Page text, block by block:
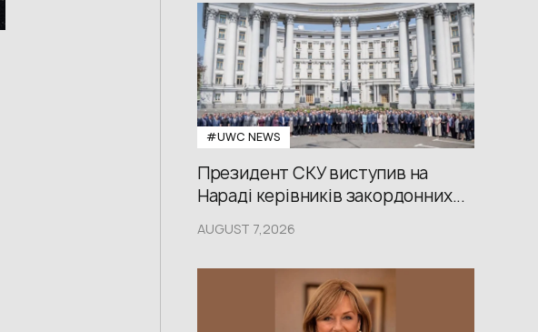
#UWС NEWS
Президент СКУ виступив на
Нараді керівників закордонних...
AUGUST 7,2026